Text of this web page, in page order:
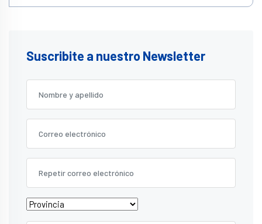
Suscribite a nuestro Newsletter